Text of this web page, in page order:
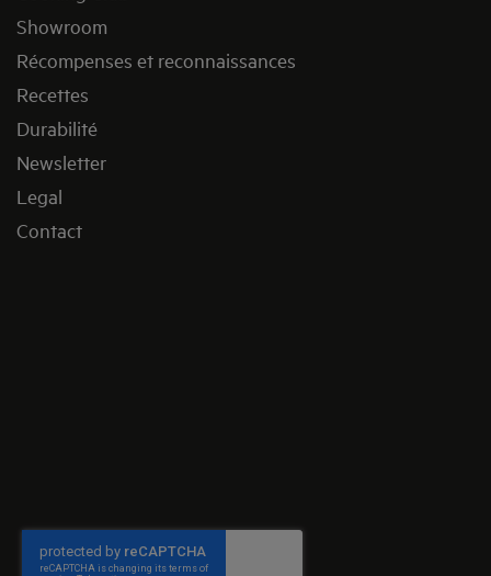
Showroom
Récompenses et reconnaissances
Recettes
Durabilité
Newsletter
Legal
Contact